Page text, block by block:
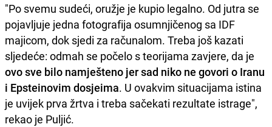
"Po svemu sudeći, oružje je kupio legalno. Od jutra se
pojavljuje jedna fotografija osumnjičenog sa IDF
majicom, dok sjedi za računalom. Treba još kazati
sljedeće: odmah se počelo s teorijama zavjere, da je
ovo sve bilo namješteno jer sad niko ne govori o Iranu
i Epsteinovim dosjeima. U ovakvim situacijama istina
je uvijek prva žrtva i treba sačekati rezultate istrage",
rekao je Puljić.